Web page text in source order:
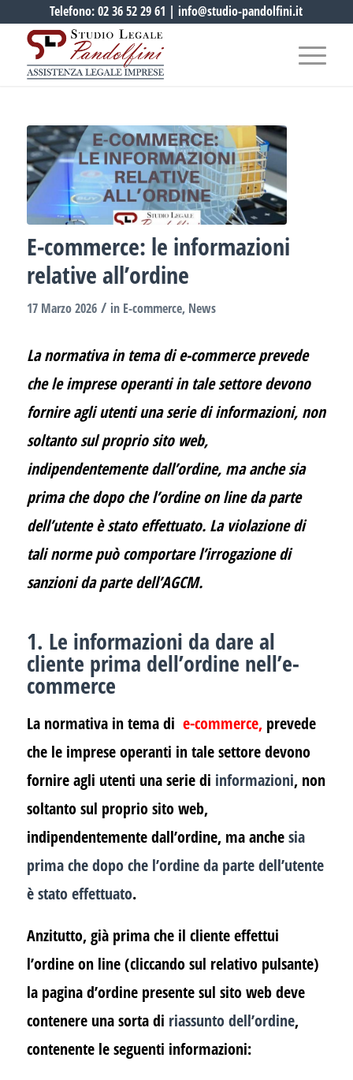
Telefono:02 36 52 29 61 | info@studio-pandolfini.it
E-commerce: le informazioni
relative all’ordine
17 Marzo 2026 / in E-commerce, News
La normativa in tema di e-commerce prevede
che le imprese operanti in tale settore devono
fornire agli utenti una serie di informazioni, non
soltanto sul proprio sito web,
indipendentemente dall’ordine, ma anche sia
prima che dopo che l’ordine on line da parte
dell’utente è stato effettuato. La violazione di
tali norme può comportare l’irrogazione di
sanzioni da parte dell’AGCM.
1. Le informazioni da dare al
cliente prima dell’ordine nell’e-
commerce
La normativa in tema di e-commerce,prevede
che le imprese operanti in tale settore devono
fornire agli utenti una serie di informazioni, non
soltanto sul proprio sito web,
indipendentemente dall’ordine, ma anchesia
prima che dopo che l’ordine da parte dell’utente
è stato effettuato.
Anzitutto, già prima che il cliente effettui
l’ordine on line (cliccando sul relativo pulsante)
la pagina d’ordine presente sul sito web deve
contenere una sorta di riassunto dell’ordine,
contenente le seguenti informazioni: